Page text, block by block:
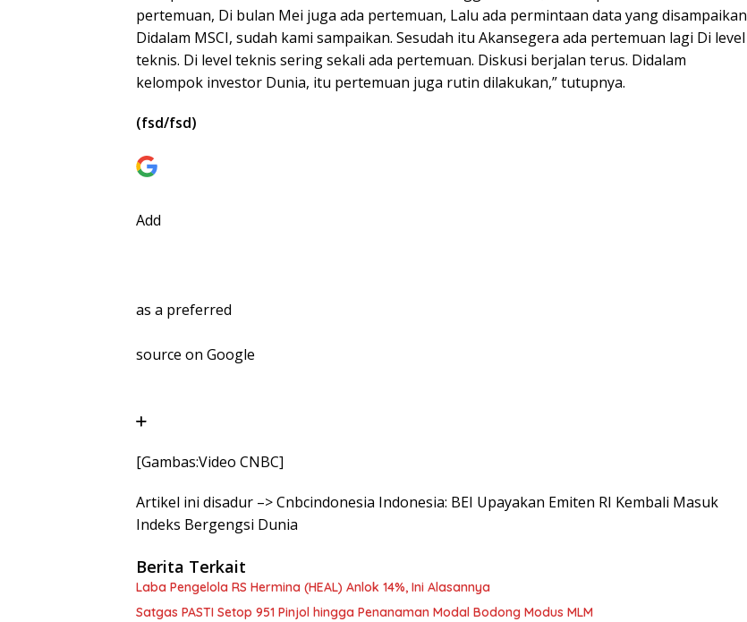
pertemuan, Di bulan Mei juga ada pertemuan, Lalu ada permintaan data yang disampaikan
Didalam MSCI, sudah kami sampaikan. Sesudah itu Akansegera ada pertemuan lagi Di level
teknis. Di level teknis sering sekali ada pertemuan. Diskusi berjalan terus. Didalam
kelompok investor Dunia, itu pertemuan juga rutin dilakukan,” tutupnya.
(fsd/fsd)
Add
as a preferred
source on Google
[Gambas:Video CNBC]
Artikel ini disadur –> Cnbcindonesia Indonesia: BEI Upayakan Emiten RI Kembali Masuk
Indeks Bergengsi Dunia
Berita Terkait
Laba Pengelola RS Hermina (HEAL) Anlok 14%, Ini Alasannya
Satgas PASTI Setop 951 Pinjol hingga Penanaman Modal Bodong Modus MLM